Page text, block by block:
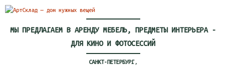
Перейти
МЫ ПРЕДЛАГАЕМ В АРЕНДУ МЕБЕЛЬ, ПРЕДМЕТЫ ИНТЕРЬЕРА -
ДЛЯ КИНО И ФОТОСЕССИЙ
САНКТ-ПЕТЕРБУРГ,